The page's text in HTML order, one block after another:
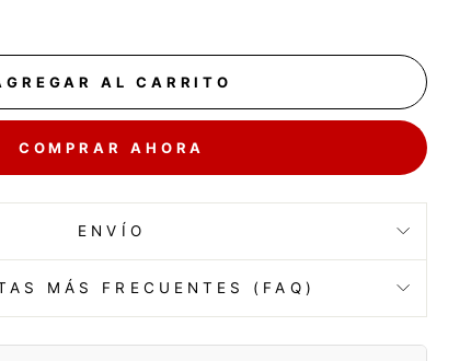
AL CARRITO
COMPRAR AHORA
ENVÍO
MÁS FRECUENTES (FAQ)